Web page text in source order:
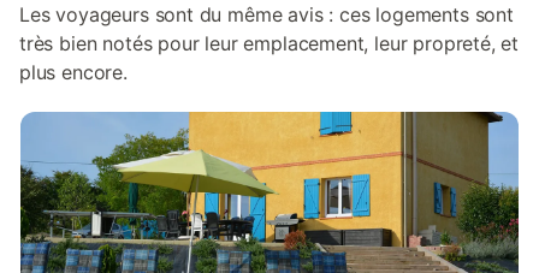
Les voyageurs sont du même avis : ces logements sont
très bien notés pour leur emplacement, leur propreté, et
plus encore.